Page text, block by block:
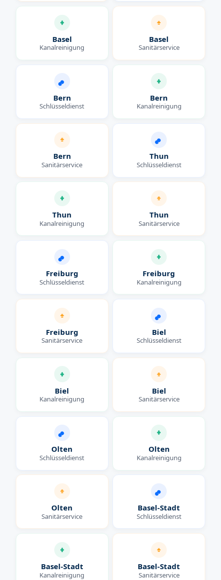
Basel
Kanalreinigung
Basel
Sanitärservice
Bern
Schlüsseldienst
Bern
Kanalreinigung
Bern
Sanitärservice
Thun
Schlüsseldienst
Thun
Kanalreinigung
Thun
Sanitärservice
Freiburg
Schlüsseldienst
Freiburg
Kanalreinigung
Freiburg
Sanitärservice
Biel
Schlüsseldienst
Biel
Kanalreinigung
Biel
Sanitärservice
Olten
Schlüsseldienst
Olten
Kanalreinigung
Olten
Sanitärservice
Basel-Stadt
Schlüsseldienst
Basel-Stadt
Kanalreinigung
Basel-Stadt
Sanitärservice